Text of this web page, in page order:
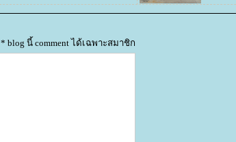
* blog นี้ comment ได้เฉพาะสมาชิก